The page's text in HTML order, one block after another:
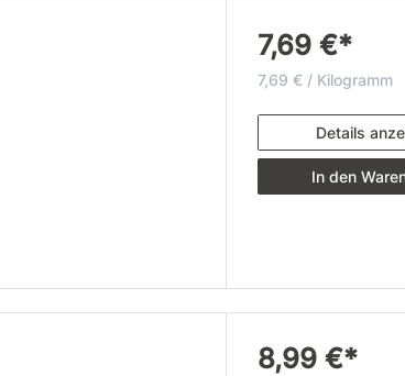
7,69 €*
7,69 € / Kilogramm
Details
In den
8,99 €*